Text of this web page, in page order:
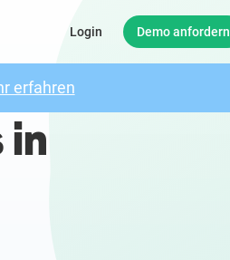
Login Demo anfordern
erfahren
in